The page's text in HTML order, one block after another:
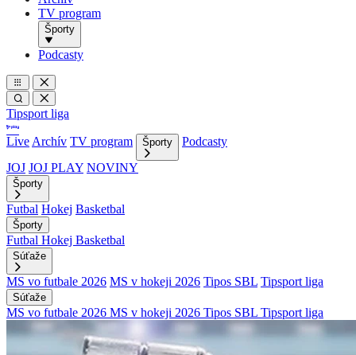
TV program
Športy
Podcasty
Tipsport liga
Live Archív TV program Športy
Podcasty
JOJ JOJ PLAY NOVINY
Športy
Futbal Hokej Basketbal
Športy
Futbal Hokej Basketbal
Súťaže
MS vo futbale 2026 MS v hokeji 2026 Tipos SBL Tipsport liga
Súťaže
MS vo futbale 2026 MS v hokeji 2026 Tipos SBL Tipsport liga